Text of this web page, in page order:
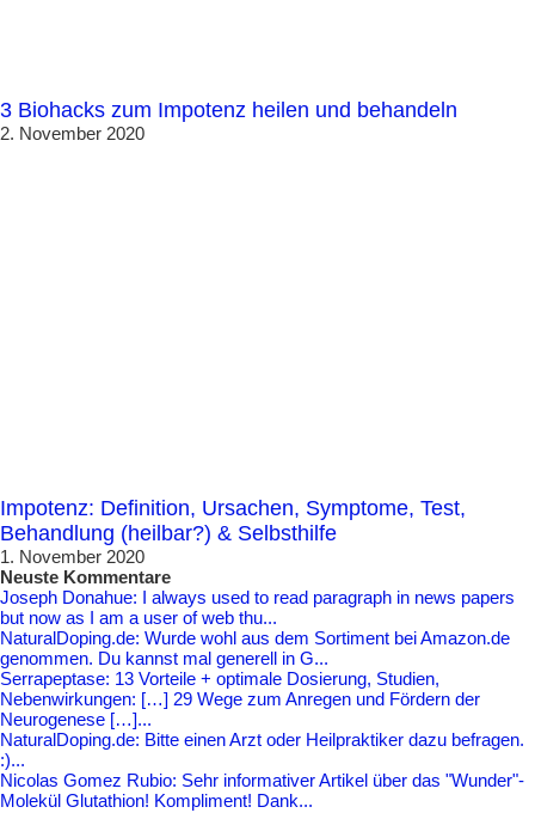
3 Biohacks zum Impotenz heilen und behandeln
2. November 2020
Impotenz: Definition, Ursachen, Symptome, Test,
Behandlung (heilbar?) & Selbsthilfe
1. November 2020
Neuste Kommentare
Joseph Donahue: I always used to read paragraph in news papers
but now as I am a user of web thu...
NaturalDoping.de: Wurde wohl aus dem Sortiment bei Amazon.de
genommen. Du kannst mal generell in G...
Serrapeptase: 13 Vorteile + optimale Dosierung, Studien,
Nebenwirkungen: […] 29 Wege zum Anregen und Fördern der
Neurogenese […]...
NaturalDoping.de: Bitte einen Arzt oder Heilpraktiker dazu befragen.
:)...
Nicolas Gomez Rubio: Sehr informativer Artikel über das "Wunder"-
Molekül Glutathion! Kompliment! Dank...